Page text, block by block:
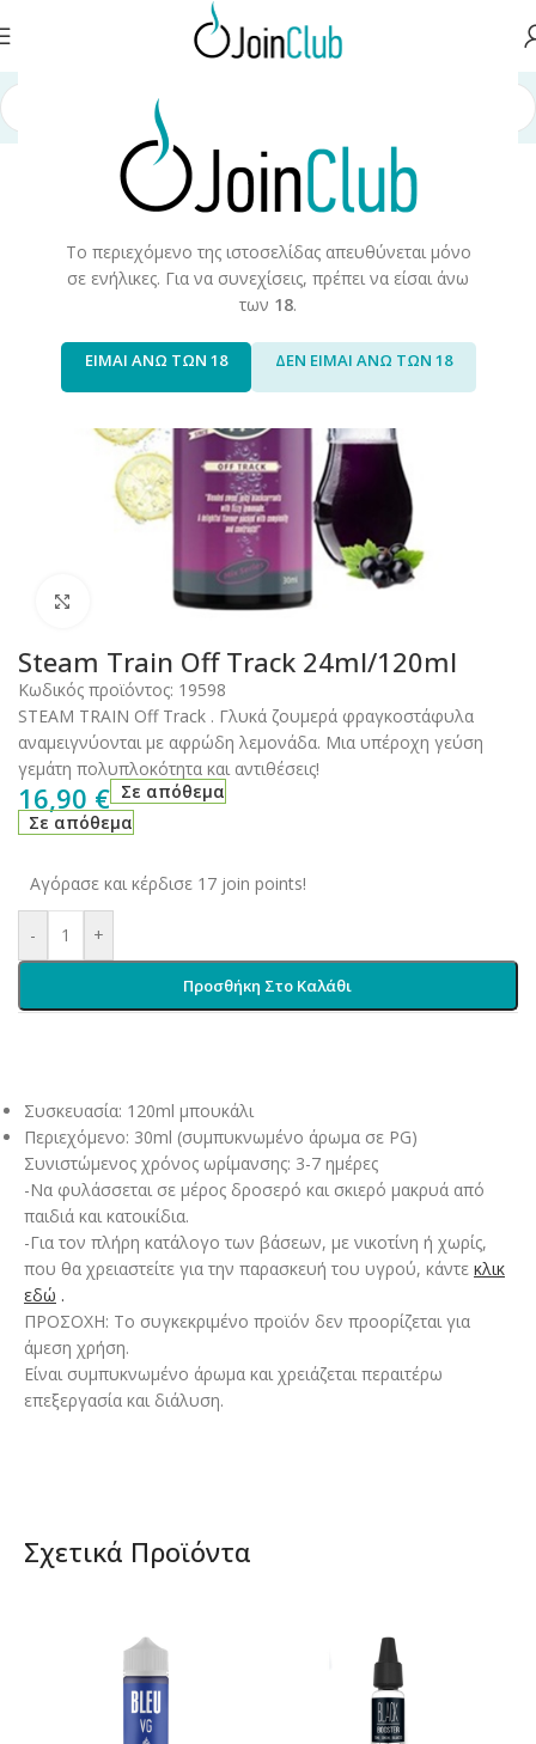
Το περιεχόμενο της ιστοσελίδας απευθύνεται μόνο
σε ενήλικες. Για να συνεχίσεις, πρέπει να είσαι άνω
των 18.
ΕΙΜΑΙ ΑΝΩ ΤΩΝ 18 ΔΕΝ ΕΙΜΑΙ ΑΝΩ ΤΩΝ 18
Υγρά Αναπλήρωσης
Click to enlarge
Steam Train Off Track 24ml/120ml
Κωδικός προϊόντος: 19598
STEAM TRAIN Off Track . Γλυκά ζουμερά φραγκοστάφυλα
αναμειγνύονται με αφρώδη λεμονάδα. Μια υπέροχη γεύση
γεμάτη πολυπλοκότητα και αντιθέσεις!
16,90 € Σε απόθεμα
Σε απόθεμα
Αγόρασε και κέρδισε 17 join points!
- +
Προσθήκη Στο Καλάθι
Συσκευασία: 120ml μπουκάλι
Περιεχόμενο: 30ml (συμπυκνωμένο άρωμα σε PG)
Συνιστώμενος χρόνος ωρίμανσης: 3-7 ημέρες
-Να φυλάσσεται σε μέρος δροσερό και σκιερό μακρυά από
παιδιά και κατοικίδια.
-Για τον πλήρη κατάλογο των βάσεων, με νικοτίνη ή χωρίς,
που θα χρειαστείτε για την παρασκευή του υγρού, κάντε κλικ
εδώ .
ΠΡΟΣΟΧΗ: Το συγκεκριμένο προϊόν δεν προορίζεται για
άμεση χρήση.
Είναι συμπυκνωμένο άρωμα και χρειάζεται περαιτέρω
επεξεργασία και διάλυση.
Σχετικά Προϊόντα